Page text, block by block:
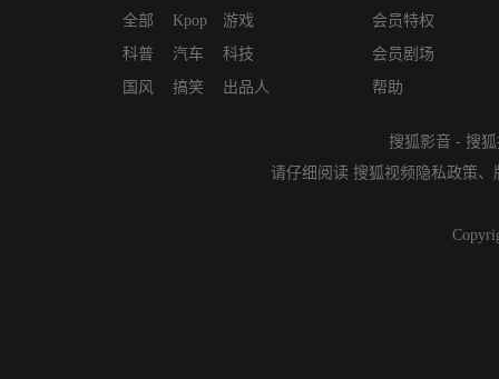
全部
科普
国风
Kpop
汽车
搞笑
游戏
科技
出品人
会员特权
会员剧场
帮助
搜狐影音 - 搜
请仔细阅读 搜狐视频隐私政策、